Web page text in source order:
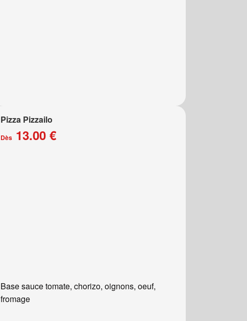
Pizza Pizzailo
Dès 13.00 €
Base sauce tomate, chorizo, oignons, oeuf,
fromage